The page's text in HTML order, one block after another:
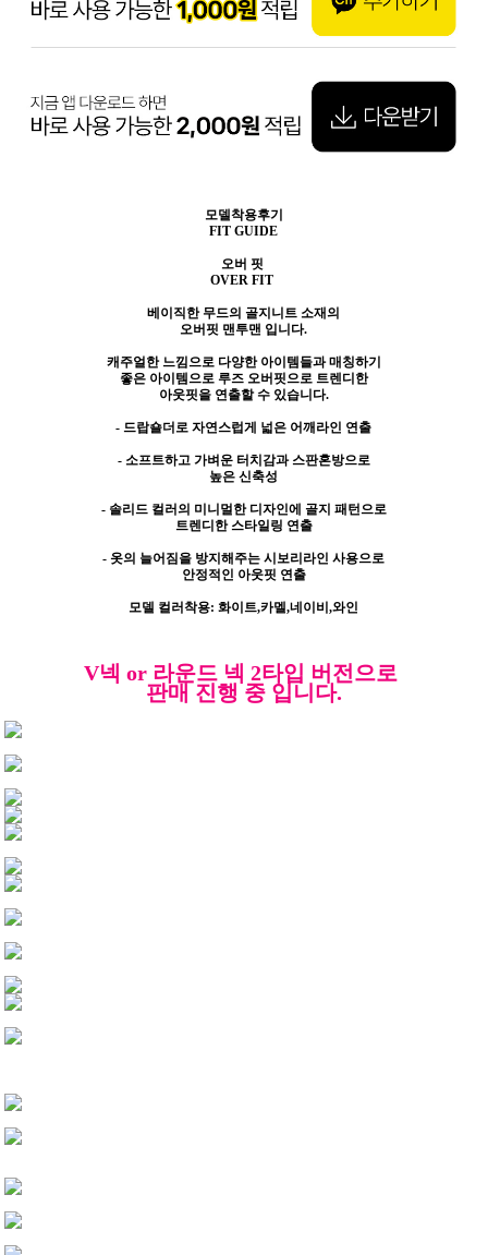
모델착용후기
FIT GUIDE
오버 핏
OVER FIT
베이직한 무드의 골지니트 소재의
오버핏 맨투맨 입니다.
캐주얼한 느낌으로 다양한 아이템들과 매칭하기
좋은 아이템으로 루즈 오버핏으로 트렌디한
아웃핏을 연출할 수 있습니다.
- 드랍숄더로 자연스럽게 넓은 어깨라인 연출
- 소프트하고 가벼운 터치감과 스판혼방으로
높은 신축성
- 솔리드 컬러의 미니멀한 디자인에 골지 패턴으로
트렌디한 스타일링 연출
- 옷의 늘어짐을 방지해주는 시보리라인 사용으로
안정적인 아웃핏 연출
모델 컬러착용: 화이트,카멜,네이비,와인
V넥 or 라운드 넥 2타입 버전으로
판매 진행 중 입니다.